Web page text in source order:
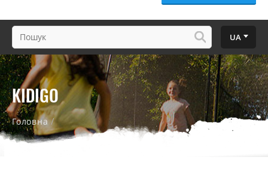
UA
KIDIGO
Головна/